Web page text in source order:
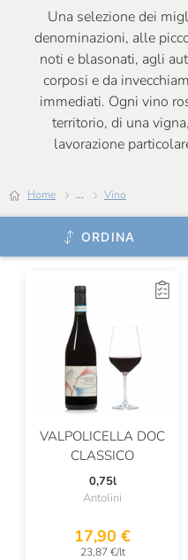
Una selezione dei
denominazioni, alle
noti e blasonati, agli
corposi e da
immediati. Ogni vino
territorio, di una
lavorazione
Home ... Vino
ORDINA
Castello Di Monsanto
Ceci
Celestina Fè
Certosa Di Belriguardo
Chateau Musar
Chiarli
Ciolli
Claudio Cipressi
Clerico
Cleto Chiarli
ColleMassari
Colombaio Di Cencio
Colterenzio
VALPOLICELLA DOC
CLASSICO
0,75l
Antolini
17,90 €
23,87 €/lt